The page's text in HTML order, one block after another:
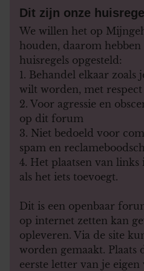
Dit zijn onze
We willen het op
houden, daarom hebben
huisregels opgesteld:
1. Behandel elkaar zoals
wilt worden, met respect
2. Voor agressie en
op dit forum
3. Niet bedoeld voor
spam en
4. Het plaatsen van links
als het iets toevoegt.
Dit is een openbaar
op internet zetten kan
opleveren. Via de site
worden gemaakt. Plaats
eerste letter van je